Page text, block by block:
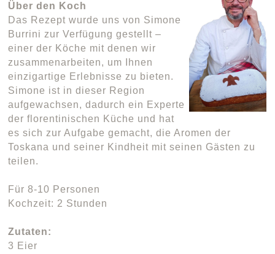
Über den Koch
Das Rezept wurde uns von Simone
Burrini zur Verfügung gestellt –
einer der Köche mit denen wir
zusammenarbeiten, um Ihnen
einzigartige Erlebnisse zu bieten.
Simone ist in dieser Region
aufgewachsen, dadurch ein Experte
der florentinischen Küche und hat
es sich zur Aufgabe gemacht, die Aromen der
Toskana und seiner Kindheit mit seinen Gästen zu
teilen.
Für 8-10 Personen
Kochzeit: 2 Stunden
Zutaten:
3 Eier